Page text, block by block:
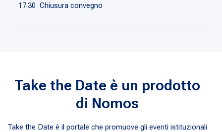
17.30 Chiusura convegno
Take the Date è un prodotto
di Nomos
Take the Date è il portale che promuove gli eventi istituzionali